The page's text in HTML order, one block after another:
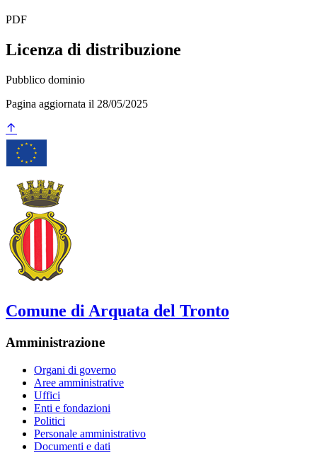
PDF
Licenza di distribuzione
Pubblico dominio
Pagina aggiornata il 28/05/2025
Comune di Arquata del Tronto
Amministrazione
Organi di governo
Aree amministrative
Uffici
Enti e fondazioni
Politici
Personale amministrativo
Documenti e dati